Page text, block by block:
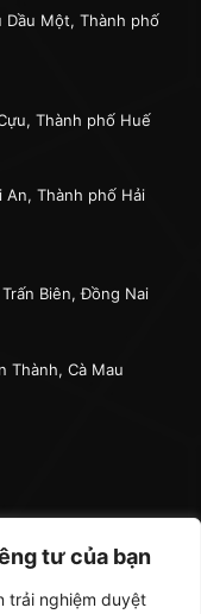
tư của bạn
trải nghiệm duyệt
Dầu Một, Thành phố
Thành phố Huế
An, Thành phố Hải
Biên, Đồng Nai
Thành, Cà Mau